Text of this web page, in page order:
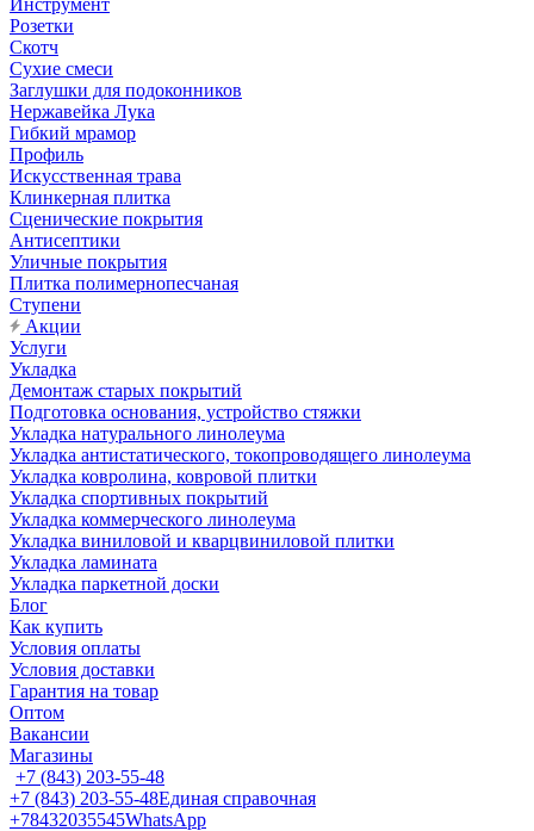
Инструмент
Розетки
Скотч
Сухие смеси
Заглушки для подоконников
Нержавейка Лука
Гибкий мрамор
Профиль
Искусственная трава
Клинкерная плитка
Сценические покрытия
Антисептики
Уличные покрытия
Плитка полимернопесчаная
Ступени
Акции
Услуги
Укладка
Демонтаж старых покрытий
Подготовка основания, устройство стяжки
Укладка натурального линолеума
Укладка антистатического, токопроводящего линолеума
Укладка ковролина, ковровой плитки
Укладка спортивных покрытий
Укладка коммерческого линолеума
Укладка виниловой и кварцвиниловой плитки
Укладка ламината
Укладка паркетной доски
Блог
Как купить
Условия оплаты
Условия доставки
Гарантия на товар
Оптом
Вакансии
Магазины
+7 (843) 203-55-48
+7 (843) 203-55-48Единая справочная
+78432035545WhatsApp